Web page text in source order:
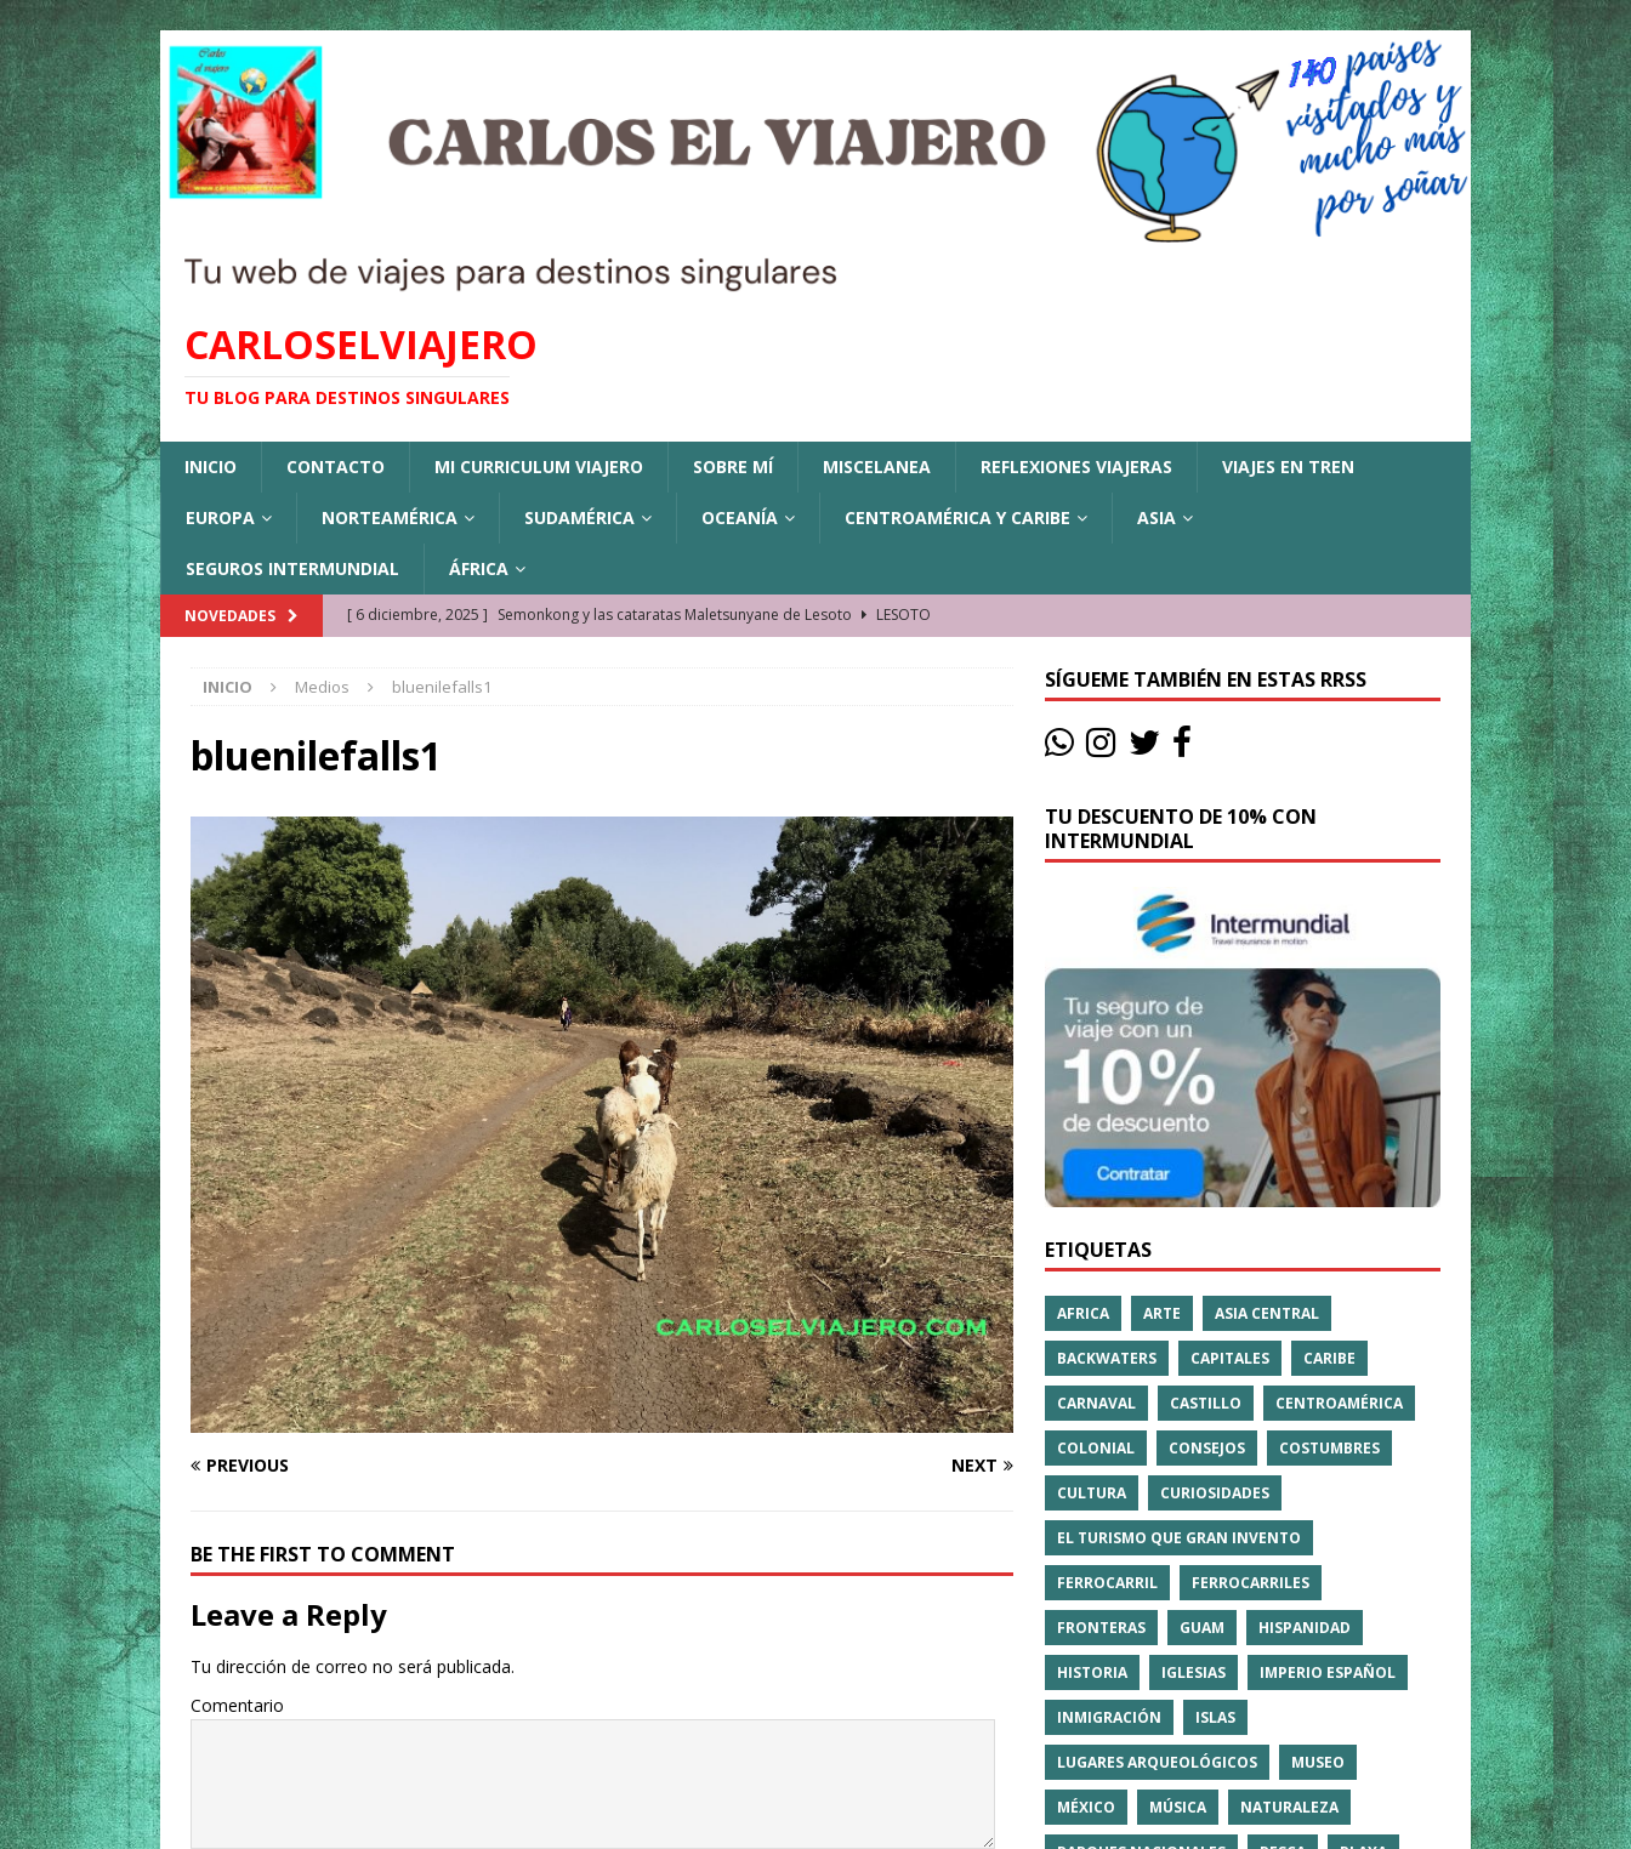
CARLOSELVIAJERO
TU BLOG PARA DESTINOS SINGULARES
INICIO CONTACTO MI CURRICULUM VIAJERO SOBRE MÍ MISCELANEA REFLEXIONES VIAJERAS VIAJES EN TREN
EUROPA NORTEAMÉRICA SUDAMÉRICA OCEANÍA CENTROAMÉRICA Y CARIBE ASIA
SEGUROS INTERMUNDIAL ÁFRICA
NOVEDADES [ 6 diciembre, 2025 ] Semonkong y las cataratas Maletsunyane de Lesoto
LESOTO
KAZAJISTÁN
[ 22 noviembre, 2025 ]
[ 9 octubre, 2025 ] JAMAICA. La historia de la misteriosa avioneta de la playa
JAMAICA
[ 27 septiembre, 2025 ]
Cómo moverse en Seychelles de manera sostenible
SEYCHELLES
[ 3 agosto, 2025 ]
Qué ver en Manama. La capital de Baréin
BARÉIN
[ 15 marzo, 2026 ] Ela Nguema. El barrio más castizo de Malabo GUINEA ECUATORIAL
INICIO Medios bluenilefalls1
bluenilefalls1
PREVIOUS NEXT
BE THE FIRST TO COMMENT
Leave a Reply
Tu dirección de correo no será publicada.
Comentario
SÍGUEME TAMBIÉN EN ESTAS RRSS
TU DESCUENTO DE 10% CON
INTERMUNDIAL
ETIQUETAS
AFRICA ARTE ASIA CENTRAL
BACKWATERS CAPITALES CARIBE
CARNAVAL CASTILLO CENTROAMÉRICA
COLONIAL CONSEJOS COSTUMBRES
CULTURA CURIOSIDADES
EL TURISMO QUE GRAN INVENTO
FERROCARRIL FERROCARRILES
FRONTERAS GUAM HISPANIDAD
HISTORIA IGLESIAS IMPERIO ESPAÑOL
INMIGRACIÓN ISLAS
LUGARES ARQUEOLÓGICOS MUSEO
MÉXICO MÚSICA NATURALEZA